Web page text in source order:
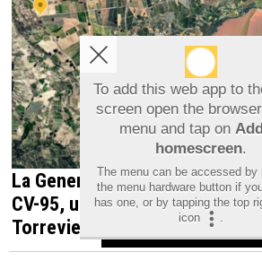
La Generalitat impulsa el
CV-95, una infraestructura
To add this web app to
screen open the
menu and tap on
homescreen.
The menu can be accessed by
the menu hardware button if
has one, or by tapping the top
icon
.
Aviso sobre el Uso de
Utilizamos cookies nuestras y
funcionamiento del digital.
cookies y como desconectarlas.
Privacidad y Cookies
Aceptar Cookies